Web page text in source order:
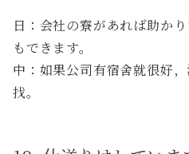
日：会社の寮があれば助か
もできます。
中：如果公司有宿舍就很好
找。